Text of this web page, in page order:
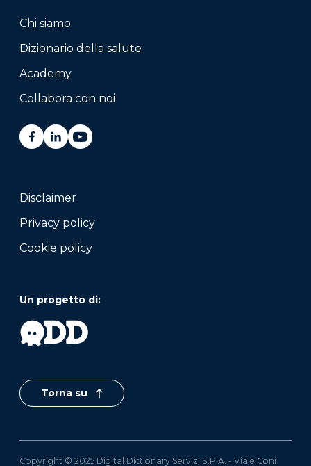
Chi siamo
Dizionario della salute
Academy
Collabora con noi
Disclaimer
Privacy policy
Cookie policy
Un progetto di:
Torna su
Copyright © 2025 Digital Dictionary Servizi S.P.A. - Viale Coni